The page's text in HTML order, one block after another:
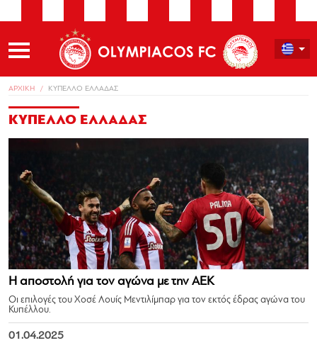
ΑΡΧΙΚΗ ΚΥΠΕΛΛΟ ΕΛΛΑΔΑΣ
ΚΥΠΕΛΛΟ ΕΛΛΑΔΑΣ
Η αποστολή για τον αγώνα με την ΑΕΚ
Οι επιλογές του Χοσέ Λουίς Μεντιλίμπαρ για τον εκτός έδρας αγώνα του
Κυπέλλου.
01.04.2025